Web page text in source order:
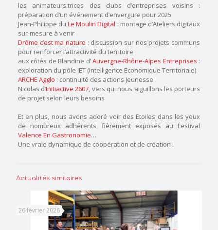
les animateurs.trices des clubs d’entreprises voisins :
préparation d’un événement d’envergure pour 2025
Jean-Philippe duLe Moulin Digital : montage d’Ateliers digitaux
sur-mesure à venir
Drôme c’est ma nature : discussion sur nos projets communs
pour renforcer l’attractivité du territoire
aux côtés de Blandine d’Auvergne-Rhône-Alpes Entreprises :
exploration du pôle IET (Intelligence Economique Territoriale)
ARCHE Agglo : continuité des actions Jeunesse
Nicolas d’Initiactive 2607, vers qui nous aiguillons les porteurs
de projet selon leurs besoins
Et en plus, nous avons adoré voir des Etoiles dans les yeux
de nombreux adhérents, fièrement exposés au Festival
Valence En Gastronomie…
Une vraie dynamique de coopération et de création !
Actualités similaires
26 février 2026